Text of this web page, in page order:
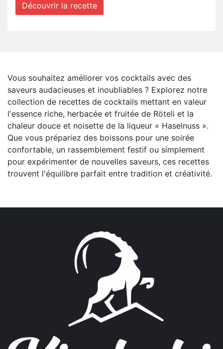
Découvrir la recette
Vous souhaitez améliorer vos cocktails avec des
saveurs audacieuses et inoubliables ? Explorez notre
collection de recettes de cocktails mettant en valeur
l'essence riche, herbacée et fruitée de Röteli et la
chaleur douce et noisette de la liqueur « Haselnuss ».
Que vous prépariez des boissons pour une soirée
confortable, un rassemblement festif ou simplement
pour expérimenter de nouvelles saveurs, ces recettes
trouvent l'équilibre parfait entre tradition et créativité.